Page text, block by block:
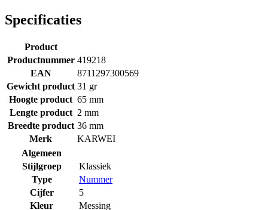
Specificaties
Product
Productnummer 419218
EAN
8711297300569
Gewicht product 31 gr
Hoogte product 65 mm
Lengte product 2 mm
Breedte product 36 mm
Merk
KARWEI
Algemeen
Stijlgroep
Klassiek
Type
Nummer
Cijfer
5
Kleur
Messing